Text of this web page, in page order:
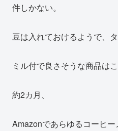
件しかない。
豆は入れておけるようで、
ミル付で良さそうな商品は
約2カ月、
Amazonであらゆるコーヒ